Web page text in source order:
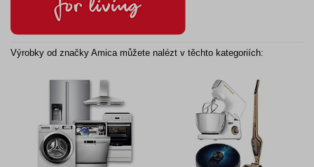
Výrobky od značky Amica můžete nalézt v těchto kategoriích: